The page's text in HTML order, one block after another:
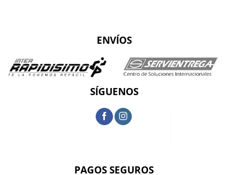
ENVÍOS
SÍGUENOS
PAGOS SEGUROS